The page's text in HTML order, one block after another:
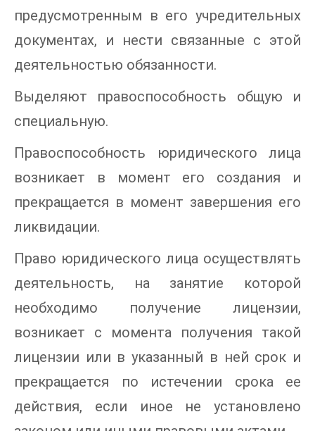
предусмотренным в его учредительных
документах, и нести связанные с этой
деятельностью обязанности.
Выделяют правоспособность общую и
специальную.
Правоспособность юридического лица
возникает в момент его создания и
прекращается в момент завершения его
ликвидации.
Право юридического лица осуществлять
деятельность, на занятие которой
необходимо получение лицензии,
возникает с момента получения такой
лицензии или в указанный в ней срок и
прекращается по истечении срока ее
действия, если иное не установлено